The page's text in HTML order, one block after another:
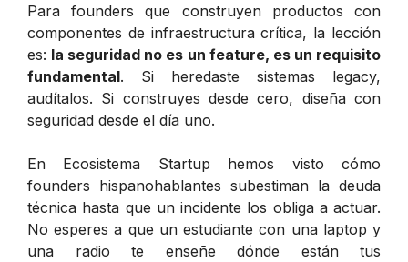
Para founders que construyen productos con
componentes de infraestructura crítica, la lección
es: la seguridad no es un feature, es un requisito
fundamental. Si heredaste sistemas legacy,
audítalos. Si construyes desde cero, diseña con
seguridad desde el día uno.
En Ecosistema Startup hemos visto cómo
founders hispanohablantes subestiman la deuda
técnica hasta que un incidente los obliga a actuar.
No esperes a que un estudiante con una laptop y
una radio te enseñe dónde están tus